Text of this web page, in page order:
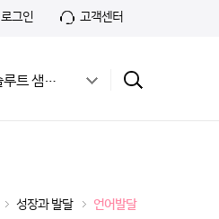
로그인 고객센터
앱솔루트 샘플신청
성장과 발달 언어발달